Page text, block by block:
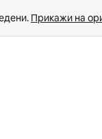
Прикажи на